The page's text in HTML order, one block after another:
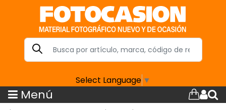
Select Language ▼
Menú